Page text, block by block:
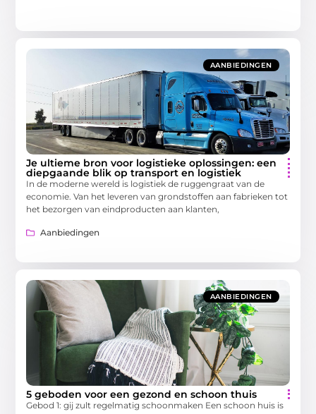
AANBIEDINGEN
Je ultieme bron voor logistieke oplossingen: een
diepgaande blik op transport en logistiek
In de moderne wereld is logistiek de ruggengraat van de
economie. Van het leveren van grondstoffen aan fabrieken tot
het bezorgen van eindproducten aan klanten,
Aanbiedingen
AANBIEDINGEN
5 geboden voor een gezond en schoon thuis
Gebod 1: gij zult regelmatig schoonmaken Een schoon huis is